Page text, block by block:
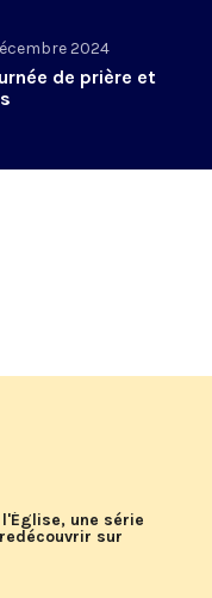
2024
de prière et
une série
sur